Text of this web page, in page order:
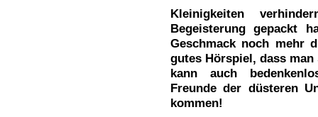
Kleinigkeiten
Begeisterung gepackt
Geschmack noch mehr
gutes Hörspiel, dass
kann auch
Freunde der düsteren
kommen!